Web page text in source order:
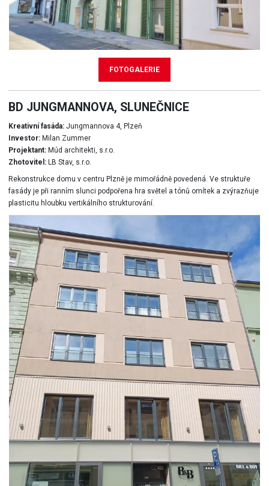
FOTOGALERIE
BD JUNGMANNOVA, SLUNEČNICE
Kreativní fasáda:Jungmannova 4, Plzeň
Investor:Milan Zummer
Projektant:Múd architekti, s.r.o.
Zhotovitel:LB Stav, s.r.o.
Rekonstrukce domu v centru Plzně je mimořádně povedená. Ve struktuře
fasády je při ranním slunci podpořena hra světel a tónů omítek a zvýrazňuje
plasticitu hloubku vertikálního strukturování.